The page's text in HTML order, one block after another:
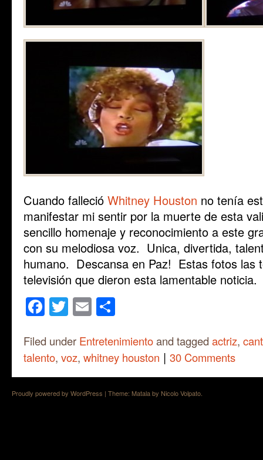
Cuando falleció Whitney Houston no tenía
manifestar mi sentir por la muerte de esta
sencillo homenaje y reconocimiento a este
con su melodiosa voz. Unica, divertida,
humano. Descansa en Paz! Estas fotos las
televisión que dieron esta lamentable noticia.
Facebook
Twitter
Email
Filed under Entretenimientoand tagged actriz,
talento, voz, whitney houston | 30 Comments
Proudly powered by WordPress | Theme: Matala by Nicolo Volpato